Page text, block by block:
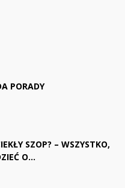
PORADY
SZOP? – WSZYSTKO,
O...